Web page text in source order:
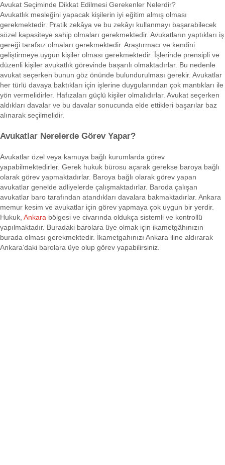
Avukat Seçiminde Dikkat Edilmesi Gerekenler Nelerdir?
Avukatlık mesleğini yapacak kişilerin iyi eğitim almış olması
gerekmektedir. Pratik zekâya ve bu zekâyı kullanmayı başarabilecek
sözel kapasiteye sahip olmaları gerekmektedir. Avukatların yaptıkları iş
gereği tarafsız olmaları gerekmektedir. Araştırmacı ve kendini
geliştirmeye uygun kişiler olması gerekmektedir. İşlerinde prensipli ve
düzenli kişiler avukatlık görevinde başarılı olmaktadırlar. Bu nedenle
avukat seçerken bunun göz önünde bulundurulması gerekir. Avukatlar
her türlü davaya baktıkları için işlerine duygularından çok mantıkları ile
yön vermelidirler. Hafızaları güçlü kişiler olmalıdırlar. Avukat seçerken
aldıkları davalar ve bu davalar sonucunda elde ettikleri başarılar baz
alınarak seçilmelidir.
Avukatlar Nerelerde Görev Yapar?
Avukatlar özel veya kamuya bağlı kurumlarda görev
yapabilmektedirler. Gerek hukuk bürosu açarak gerekse baroya bağlı
olarak görev yapmaktadırlar. Baroya bağlı olarak görev yapan
avukatlar genelde adliyelerde çalışmaktadırlar. Baroda çalışan
avukatlar baro tarafından atandıkları davalara bakmaktadırlar. Ankara
memur kesim ve avukatlar için görev yapmaya çok uygun bir yerdir.
Hukuk, Ankara bölgesi ve civarında oldukça sistemli ve kontrollü
yapılmaktadır. Buradaki barolara üye olmak için ikametgâhınızın
burada olması gerekmektedir. İkametgahınızı Ankara iline aldırarak
Ankara’daki barolara üye olup görev yapabilirsiniz.